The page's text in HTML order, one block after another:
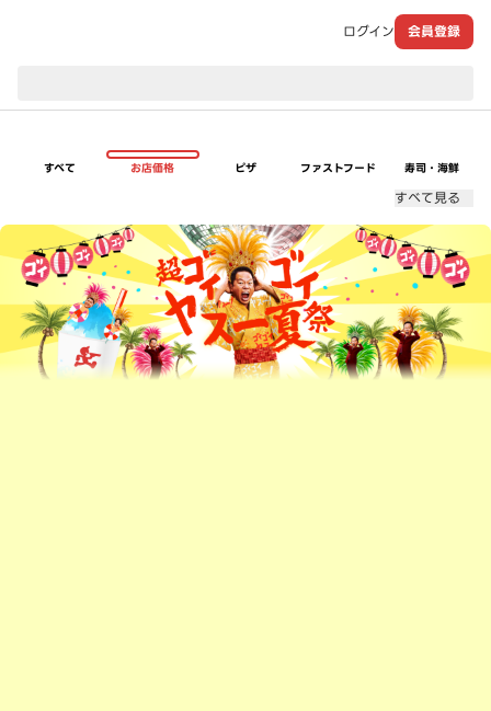
ログイン 会員登録
すべて お店価格 ピザ ファストフード 寿司・海鮮
すべて見る
超ゴイゴイヤスー夏祭